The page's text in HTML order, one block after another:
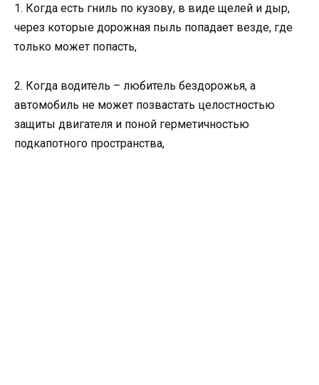
1. Когда есть гниль по кузову, в виде щелей и дыр,
через которые дорожная пыль попадает везде, где
только может попасть,
2. Когда водитель – любитель бездорожья, а
автомобиль не может позвастать целостностью
защиты двигателя и поной герметичностью
подкапотного пространства,